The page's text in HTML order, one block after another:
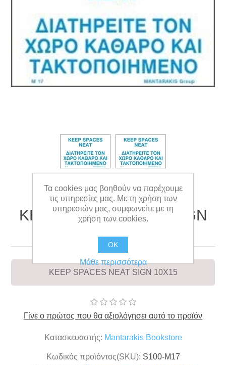
KEEP SPACES NEAT SIGN
10X15
KEEP SPACES NEAT SIGN 10X15
Γίνε ο πρώτος που θα αξιολόγησει αυτό το προϊόν
Κατασκευαστής: Mantarakis Bookstore
Κωδικός προϊόντος(SKU): S100-M17
Τα cookies μας βοηθούν να παρέχουμε
τις υπηρεσίες μας. Με τη χρήση των
υπηρεσιών μας, συμφωνείτε με τη
χρήση των cookies.
OK
Μάθε περισσότερα